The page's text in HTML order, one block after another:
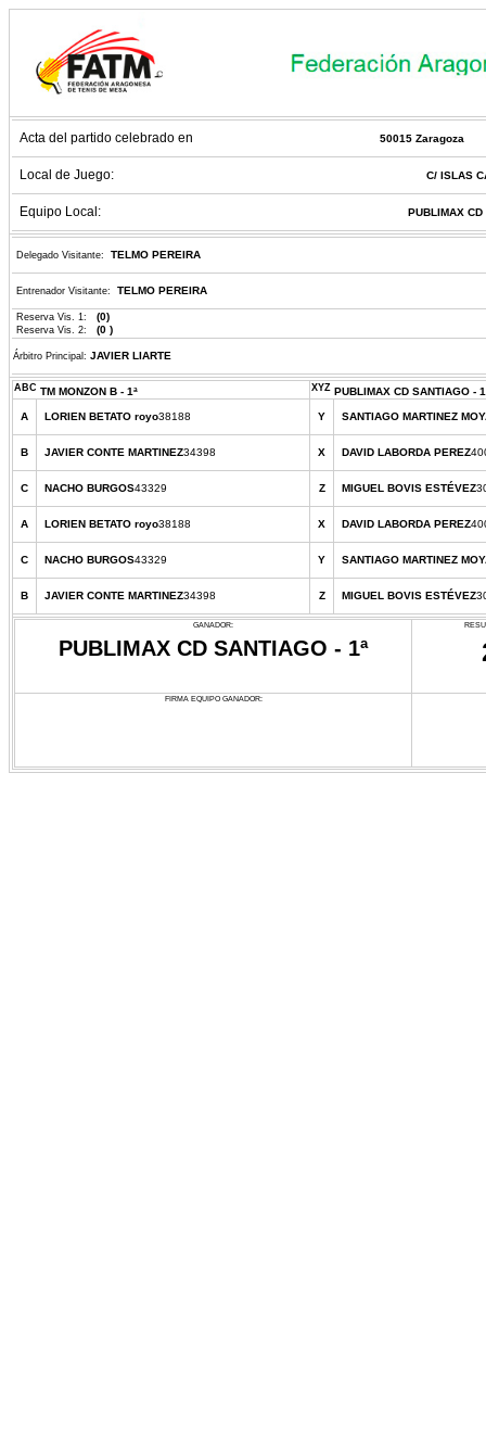
Acta del partido celebrado en 50015 Zaragoza
Local de Juego: C/ ISLAS
Equipo Local: PUBLIMAX CD
Delegado Visitante: TELMO PEREIRA
Entrenador Visitante: TELMO PEREIRA
Reserva Vis. 1: (0)
Reserva Vis. 2: (0 )
Árbitro Principal: JAVIER LIARTE
ABC TM MONZON B - 1ª XYZ PUBLIMAX CD SANTIAGO -
A LORIEN BETATO royo38188 Y SANTIAGO MARTINEZ
B JAVIER CONTE MARTINEZ34398 X DAVID LABORDA PEREZ
C NACHO BURGOS43329 Z MIGUEL BOVIS ESTÉVEZ
A LORIEN BETATO royo38188 X DAVID LABORDA PEREZ
C NACHO BURGOS43329 Y SANTIAGO MARTINEZ
B JAVIER CONTE MARTINEZ34398 Z MIGUEL BOVIS ESTÉVEZ
GANADOR:
PUBLIMAX CD SANTIAGO - 1ª
FIRMA EQUIPO GANADOR: